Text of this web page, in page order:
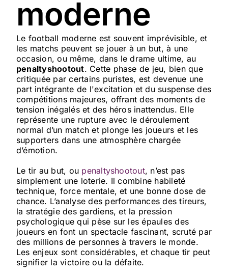
moderne
Le football moderne est souvent imprévisible, et
les matchs peuvent se jouer à un but, à une
occasion, ou même, dans le drame ultime, au
penaltyshootout. Cette phase de jeu, bien que
critiquée par certains puristes, est devenue une
part intégrante de l'excitation et du suspense des
compétitions majeures, offrant des moments de
tension inégalés et des héros inattendus. Elle
représente une rupture avec le déroulement
normal d’un match et plonge les joueurs et les
supporters dans une atmosphère chargée
d’émotion.
Le tir au but, ou penaltyshootout, n’est pas
simplement une loterie. Il combine habileté
technique, force mentale, et une bonne dose de
chance. L’analyse des performances des tireurs,
la stratégie des gardiens, et la pression
psychologique qui pèse sur les épaules des
joueurs en font un spectacle fascinant, scruté par
des millions de personnes à travers le monde.
Les enjeux sont considérables, et chaque tir peut
signifier la victoire ou la défaite.